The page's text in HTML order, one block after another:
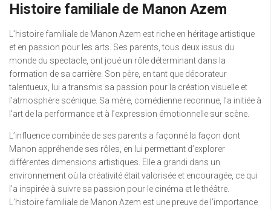
Histoire familiale de Manon Azem
L’histoire familiale de Manon Azem est riche en héritage artistique
et en passion pour les arts. Ses parents, tous deux issus du
monde du spectacle, ont joué un rôle déterminant dans la
formation de sa carrière. Son père, en tant que décorateur
talentueux, lui a transmis sa passion pour la création visuelle et
l’atmosphère scénique. Sa mère, comédienne reconnue, l’a initiée à
l’art de la performance et à l’expression émotionnelle sur scène.
L’influence combinée de ses parents a façonné la façon dont
Manon appréhende ses rôles, en lui permettant d’explorer
différentes dimensions artistiques. Elle a grandi dans un
environnement où la créativité était valorisée et encouragée, ce qui
l’a inspirée à suivre sa passion pour le cinéma et le théâtre.
L’histoire familiale de Manon Azem est une preuve de l’importance